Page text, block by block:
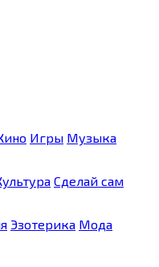
Игры Музыка
Сделай сам
Эзотерика Мода